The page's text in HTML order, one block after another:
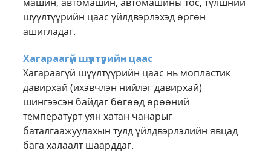
шүүлтүүрийн цаас үйлдвэрлэхэд өргөн
ашигладаг.
Хагараагүй шүүлтүүрийн цаас
Хагараагүй шүүлтүүрийн цаас нь мопластик
давирхай (ихэвчлэн нийлэг давирхай)
шингээсэн байдаг бөгөөд өрөөний
температурт уян хатан чанарыг
баталгаажуулахын тулд үйлдвэрлэлийн явцад
бага халаалт шаарддаг.